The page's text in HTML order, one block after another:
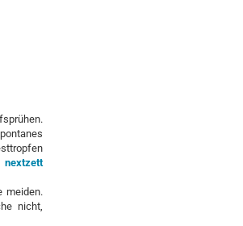
nextzett
meiden.
nicht,